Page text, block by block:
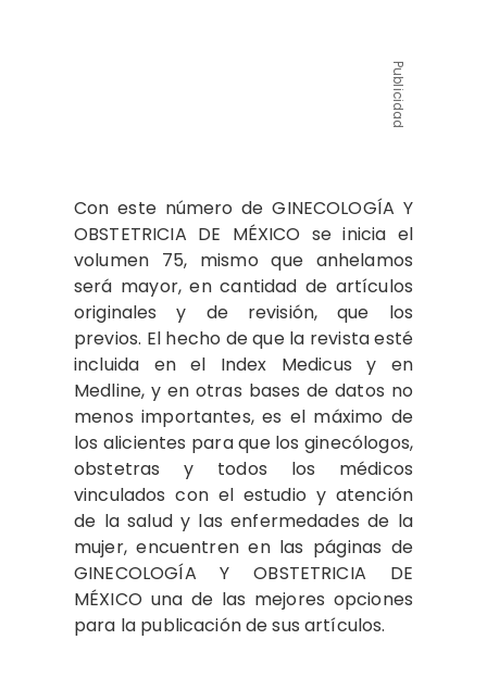
Publicidad
Con este número de GINECOLOGÍA Y
OBSTETRICIA DE MÉXICO se inicia el
volumen 75, mismo que anhelamos
será mayor, en cantidad de artículos
originales y de revisión, que los
previos. El hecho de que la revista esté
incluida en el Index Medicus y en
Medline, y en otras bases de datos no
menos importantes, es el máximo de
los alicientes para que los ginecólogos,
obstetras y todos los médicos
vinculados con el estudio y atención
de la salud y las enfermedades de la
mujer, encuentren en las páginas de
GINECOLOGÍA Y OBSTETRICIA DE
MÉXICO una de las mejores opciones
para la publicación de sus artículos.